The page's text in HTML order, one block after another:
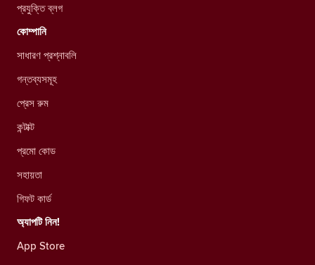
প্রযুক্তি ব্লগ
কোম্পানি
সাধারণ প্রশ্নাবলি
গন্তব্যসমূহ
প্রেস রুম
কন্টাক্ট
প্রমো কোড
সহায়তা
গিফট কার্ড
অ্যাপটি নিন!
App Store